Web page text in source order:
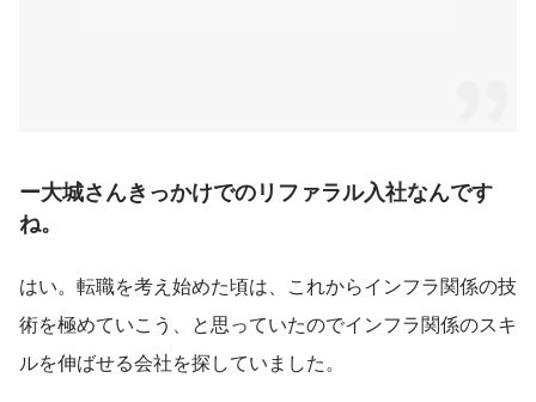
ー大城さんきっかけでのリファラル入社なんです
ね。
はい。転職を考え始めた頃は、これからインフラ関係の技
術を極めていこう、と思っていたのでインフラ関係のスキ
ルを伸ばせる会社を探していました。